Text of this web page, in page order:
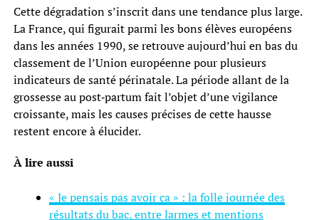
Cette dégradation s’inscrit dans une tendance plus large.
La France, qui figurait parmi les bons élèves européens
dans les années 1990, se retrouve aujourd’hui en bas du
classement de l’Union européenne pour plusieurs
indicateurs de santé périnatale. La période allant de la
grossesse au post‑partum fait l’objet d’une vigilance
croissante, mais les causes précises de cette hausse
restent encore à élucider.
À lire aussi
« Je pensais pas avoir ça » : la folle journée des
résultats du bac, entre larmes et mentions